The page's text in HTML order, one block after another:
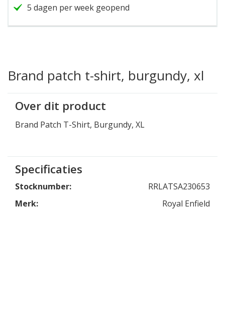
Brand patch t-shirt, burgundy, xl
Over dit product
Brand Patch T-Shirt, Burgundy, XL
Specificaties
Stocknumber:
RRLATSA230653
Merk:
Royal Enfield
5 dagen per week geopend